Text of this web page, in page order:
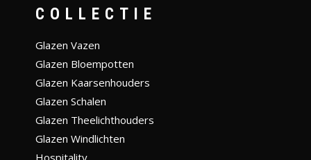
COLLECTIE
Glazen Vazen
Glazen Bloempotten
Glazen Kaarsenhouders
Glazen Schalen
Glazen Theelichthouders
Glazen Windlichten
Hospitality